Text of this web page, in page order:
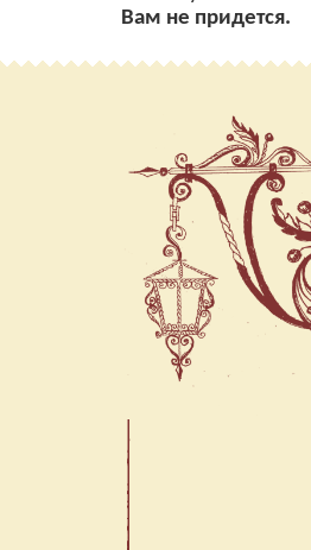
Вам не придется.